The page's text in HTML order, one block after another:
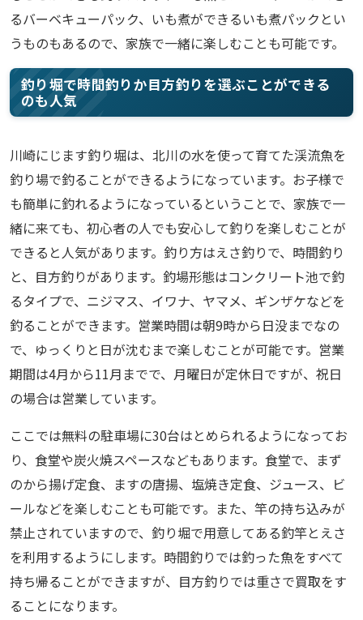
るバーベキューパック、いも煮ができるいも煮パックとい
うものもあるので、家族で一緒に楽しむことも可能です。
釣り堀で時間釣りか目方釣りを選ぶことができる
のも人気
川崎にじます釣り堀は、北川の水を使って育てた渓流魚を
釣り場で釣ることができるようになっています。お子様で
も簡単に釣れるようになっているということで、家族で一
緒に来ても、初心者の人でも安心して釣りを楽しむことが
できると人気があります。釣り方はえさ釣りで、時間釣り
と、目方釣りがあります。釣場形態はコンクリート池で釣
るタイプで、ニジマス、イワナ、ヤマメ、ギンザケなどを
釣ることができます。営業時間は朝9時から日没までなの
で、ゆっくりと日が沈むまで楽しむことが可能です。営業
期間は4月から11月までで、月曜日が定休日ですが、祝日
の場合は営業しています。
ここでは無料の駐車場に30台はとめられるようになってお
り、食堂や炭火焼スペースなどもあります。食堂で、まず
のから揚げ定食、ますの唐揚、塩焼き定食、ジュース、ビ
ールなどを楽しむことも可能です。また、竿の持ち込みが
禁止されていますので、釣り堀で用意してある釣竿とえさ
を利用するようにします。時間釣りでは釣った魚をすべて
持ち帰ることができますが、目方釣りでは重さで買取をす
ることになります。